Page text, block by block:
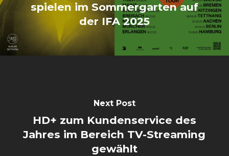
spielen im Sommergarten auf
der IFA 2025
Next Post
HD+ zum Kundenservice des
Jahres im Bereich TV-Streaming
gewählt